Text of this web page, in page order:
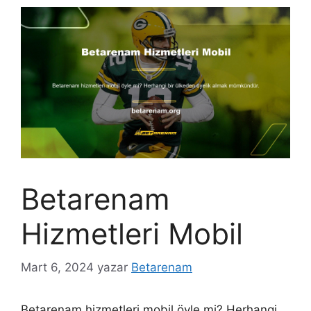
Betarenam
Hizmetleri Mobil
Mart 6, 2024 yazar Betarenam